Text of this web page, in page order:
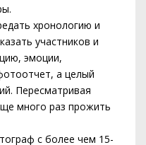
хронологию и
участников и
эмоции,
а целый
Пересматривая
много раз прожить
с более чем 15-